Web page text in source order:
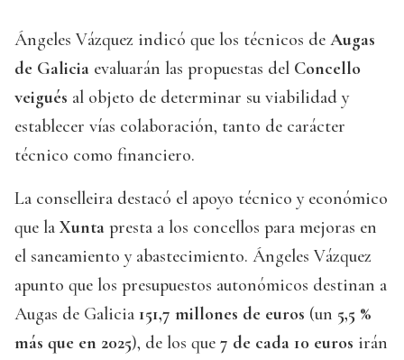
Ángeles Vázquez indicó que los técnicos de Augas
de Galicia evaluarán las propuestas del Concello
veigués al objeto de determinar su viabilidad y
establecer vías colaboración, tanto de carácter
técnico como financiero.
La conselleira destacó el apoyo técnico y económico
que la Xunta presta a los concellos para mejoras en
el saneamiento y abastecimiento. Ángeles Vázquez
apunto que los presupuestos autonómicos destinan a
Augas de Galicia 151,7 millones de euros (un 5,5 %
más que en 2025), de los que 7 de cada 10 euros irán